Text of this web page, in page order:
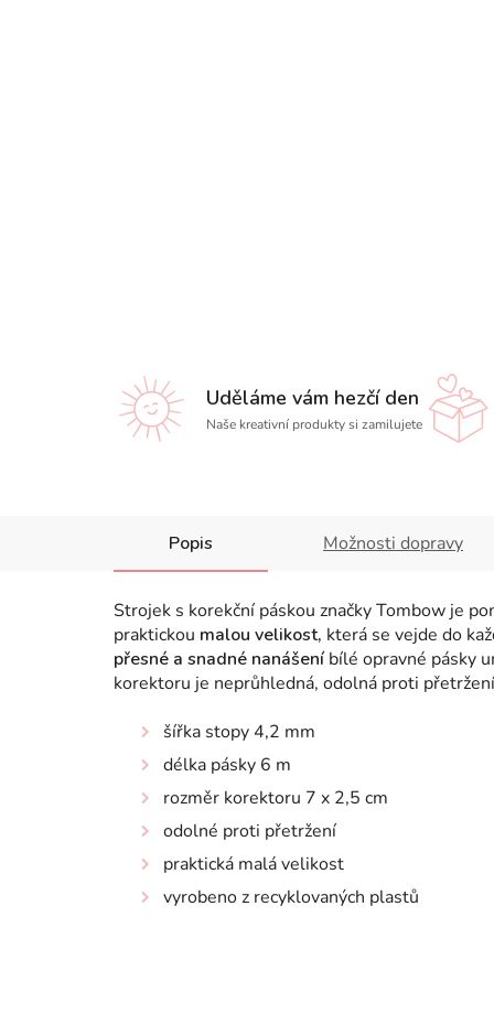
Uděláme vám hezčí den
Naše kreativní produkty si zamilujete
Popis Možnosti dopravy
Strojek s korekční páskou značky Tombow je
praktickou malou velikost, která se vejde do
přesné a snadné nanášeníbílé opravné pásky
korektoru je neprůhledná, odolná proti
šířka stopy 4,2 mm
délka pásky 6 m
rozměr korektoru 7 x 2,5 cm
odolné proti přetržení
praktická malá velikost
vyrobeno z recyklovaných plastů